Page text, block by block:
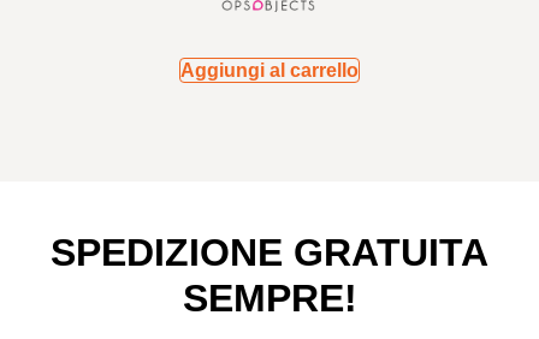
Aggiungi al carrello
SPEDIZIONE GRATUITA
SEMPRE!